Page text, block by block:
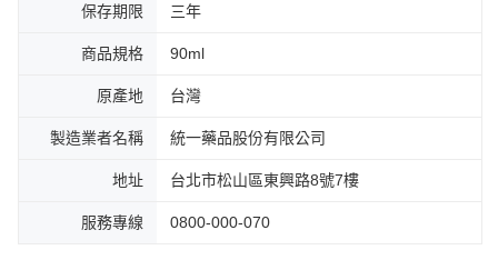
保存期限 三年
商品規格 90ml
原產地 台灣
製造業者名稱 統一藥品股份有限公司
地址 台北市松山區東興路8號7樓
服務專線 0800-000-070